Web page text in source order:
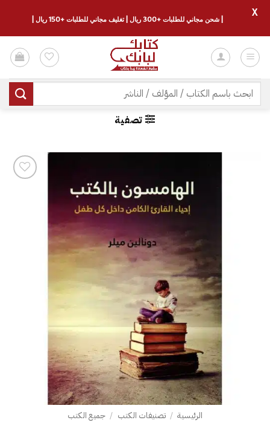
للمحتوى
البحث
عن:
تصفية
الرئيسية / تصنيفات الكتب / جميع الكتب
| شحن مجاني للطلبات +300 ريال | تغليف مجاني للطلبات +150 ريال |
X